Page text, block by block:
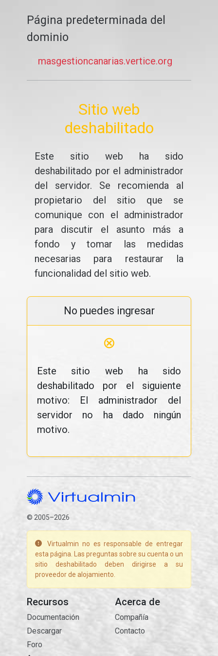
Página predeterminada del
dominio
masgestioncanarias.vertice.org
Sitio web
deshabilitado
Este sitio web ha sido
deshabilitado por el administrador
del servidor. Se recomienda al
propietario del sitio que se
comunique con el administrador
para discutir el asunto más a
fondo y tomar las medidas
necesarias para restaurar la
funcionalidad del sitio web.
No puedes ingresar
⊗
Este sitio web ha sido
deshabilitado por el siguiente
motivo: El administrador del
servidor no ha dado ningún
motivo.
© 2005–2026
Virtualmin no es responsable de entregar
esta página. Las preguntas sobre su cuenta o un
sitio deshabilitado deben dirigirse a su
proveedor de alojamiento.
Recursos
Documentación
Descargar
Foro
Acerca de
Compañía
Contacto